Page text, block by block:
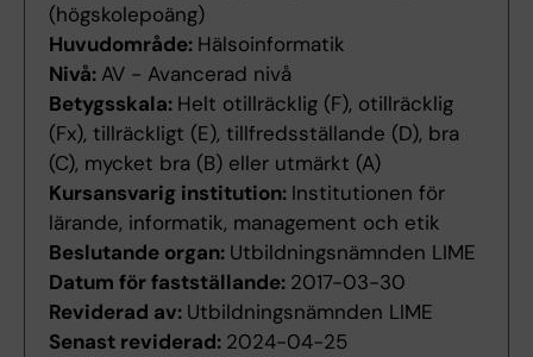
(högskolepoäng)
Huvudområde: Hälsoinformatik
Nivå: AV - Avancerad nivå
Betygsskala: Helt otillräcklig (F), otillräcklig
(Fx), tillräckligt (E), tillfredsställande (D), bra
(C), mycket bra (B) eller utmärkt (A)
Kursansvarig institution: Institutionen för
lärande, informatik, management och etik
Beslutande organ: Utbildningsnämnden LIME
Datum för fastställande: 2017-03-30
Reviderad av: Utbildningsnämnden LIME
Senast reviderad: 2024-04-25